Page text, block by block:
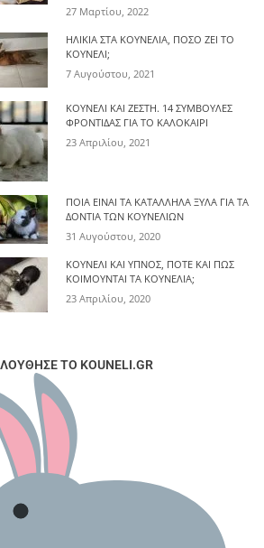
27 Μαρτίου, 2022
ΗΛΙΚΊΑ ΣΤΑ ΚΟΥΝΈΛΙΑ, ΠΌΣΟ ΖΕΙ ΤΟ
ΚΟΥΝΈΛΙ;
7 Αυγούστου, 2021
ΚΟΥΝΈΛΙ ΚΑΙ ΖΈΣΤΗ. 14 ΣΥΜΒΟΥΛΈΣ
ΦΡΟΝΤΊΔΑΣ ΓΙΑ ΤΟ ΚΑΛΟΚΑΊΡΙ
23 Απριλίου, 2021
ΠΟΙΑ ΕΊΝΑΙ ΤΑ ΚΑΤΆΛΛΗΛΑ ΞΎΛΑ ΓΙΑ ΤΑ
ΔΌΝΤΙΑ ΤΩΝ ΚΟΥΝΕΛΙΏΝ
31 Αυγούστου, 2020
ΚΟΥΝΈΛΙ ΚΑΙ ΎΠΝΟΣ, ΠΌΤΕ ΚΑΙ ΠΩΣ
ΚΟΙΜΟΎΝΤΑΙ ΤΑ ΚΟΥΝΈΛΙΑ;
23 Απριλίου, 2020
ΤΟ KOUNELI.GR